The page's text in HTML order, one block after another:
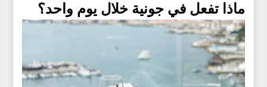
ماذا تفعل في جونية خلال يوم واحد؟